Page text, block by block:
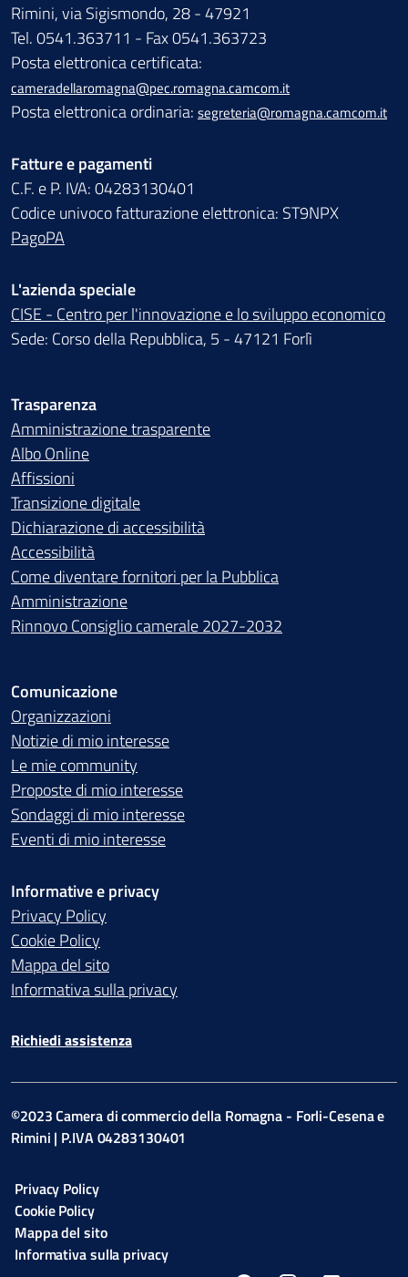
Rimini, via Sigismondo, 28 - 47921
Tel. 0541.363711 - Fax 0541.363723
Posta elettronica certificata:
cameradellaromagna@pec.romagna.camcom.it
Posta elettronica ordinaria: segreteria@romagna.camcom.it
Fatture e pagamenti
C.F. e P. IVA: 04283130401
Codice univoco fatturazione elettronica: ST9NPX
PagoPA
L'azienda speciale
CISE - Centro per l'innovazione e lo sviluppo economico
Sede: Corso della Repubblica, 5 - 47121 Forlì
Trasparenza
Amministrazione trasparente
Albo Online
Affissioni
Transizione digitale
Dichiarazione di accessibilità
Accessibilità
Come diventare fornitori per la Pubblica
Amministrazione
Rinnovo Consiglio camerale 2027-2032
Comunicazione
Organizzazioni
Notizie di mio interesse
Le mie community
Proposte di mio interesse
Sondaggi di mio interesse
Eventi di mio interesse
Informative e privacy
Privacy Policy
Cookie Policy
Mappa del sito
Informativa sulla privacy
Richiedi assistenza
©2023 Camera di commercio della Romagna - Forli-Cesena e
Rimini | P.IVA 04283130401
Privacy Policy
Cookie Policy
Mappa del sito
Informativa sulla privacy